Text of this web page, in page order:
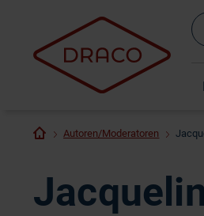
Autoren/Moderatoren